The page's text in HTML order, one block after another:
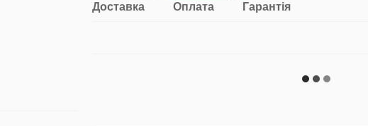
Доставка Оплата Гарантія